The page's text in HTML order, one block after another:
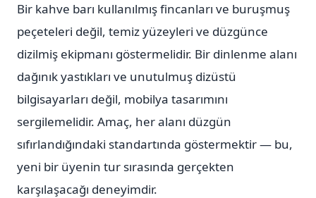
Bir kahve barı kullanılmış fincanları ve buruşmuş
peçeteleri değil, temiz yüzeyleri ve düzgünce
dizilmiş ekipmanı göstermelidir. Bir dinlenme alanı
dağınık yastıkları ve unutulmuş dizüstü
bilgisayarları değil, mobilya tasarımını
sergilemelidir. Amaç, her alanı düzgün
sıfırlandığındaki standartında göstermektir — bu,
yeni bir üyenin tur sırasında gerçekten
karşılaşacağı deneyimdir.